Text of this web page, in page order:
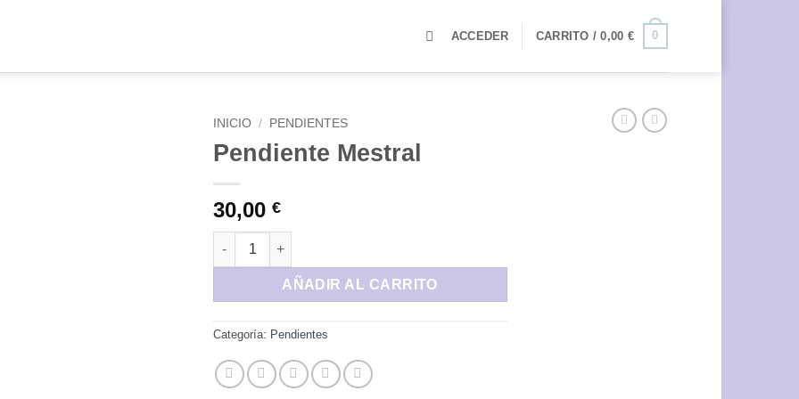
ACCEDER CARRITO /0,00 € 0
INICIO / PENDIENTES
Pendiente Mestral
30,00 €
Pendiente Mestral cantidad
AÑADIR AL CARRITO
Categoría: Pendientes